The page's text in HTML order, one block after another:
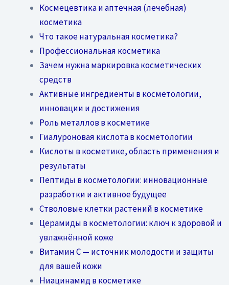
Космецевтика и аптечная (лечебная)
косметика
Что такое натуральная косметика?
Профессиональная косметика
Зачем нужна маркировка косметических
средств
Активные ингредиенты в косметологии,
инновации и достижения
Роль металлов в косметике
Гиалуроновая кислота в косметологии
Кислоты в косметике, область применения и
результаты
Пептиды в косметологии: инновационные
разработки и активное будущее
Стволовые клетки растений в косметике
Церамиды в косметологии: ключ к здоровой и
увлажнённой коже
Витамин C — источник молодости и защиты
для вашей кожи
Ниацинамид в косметике